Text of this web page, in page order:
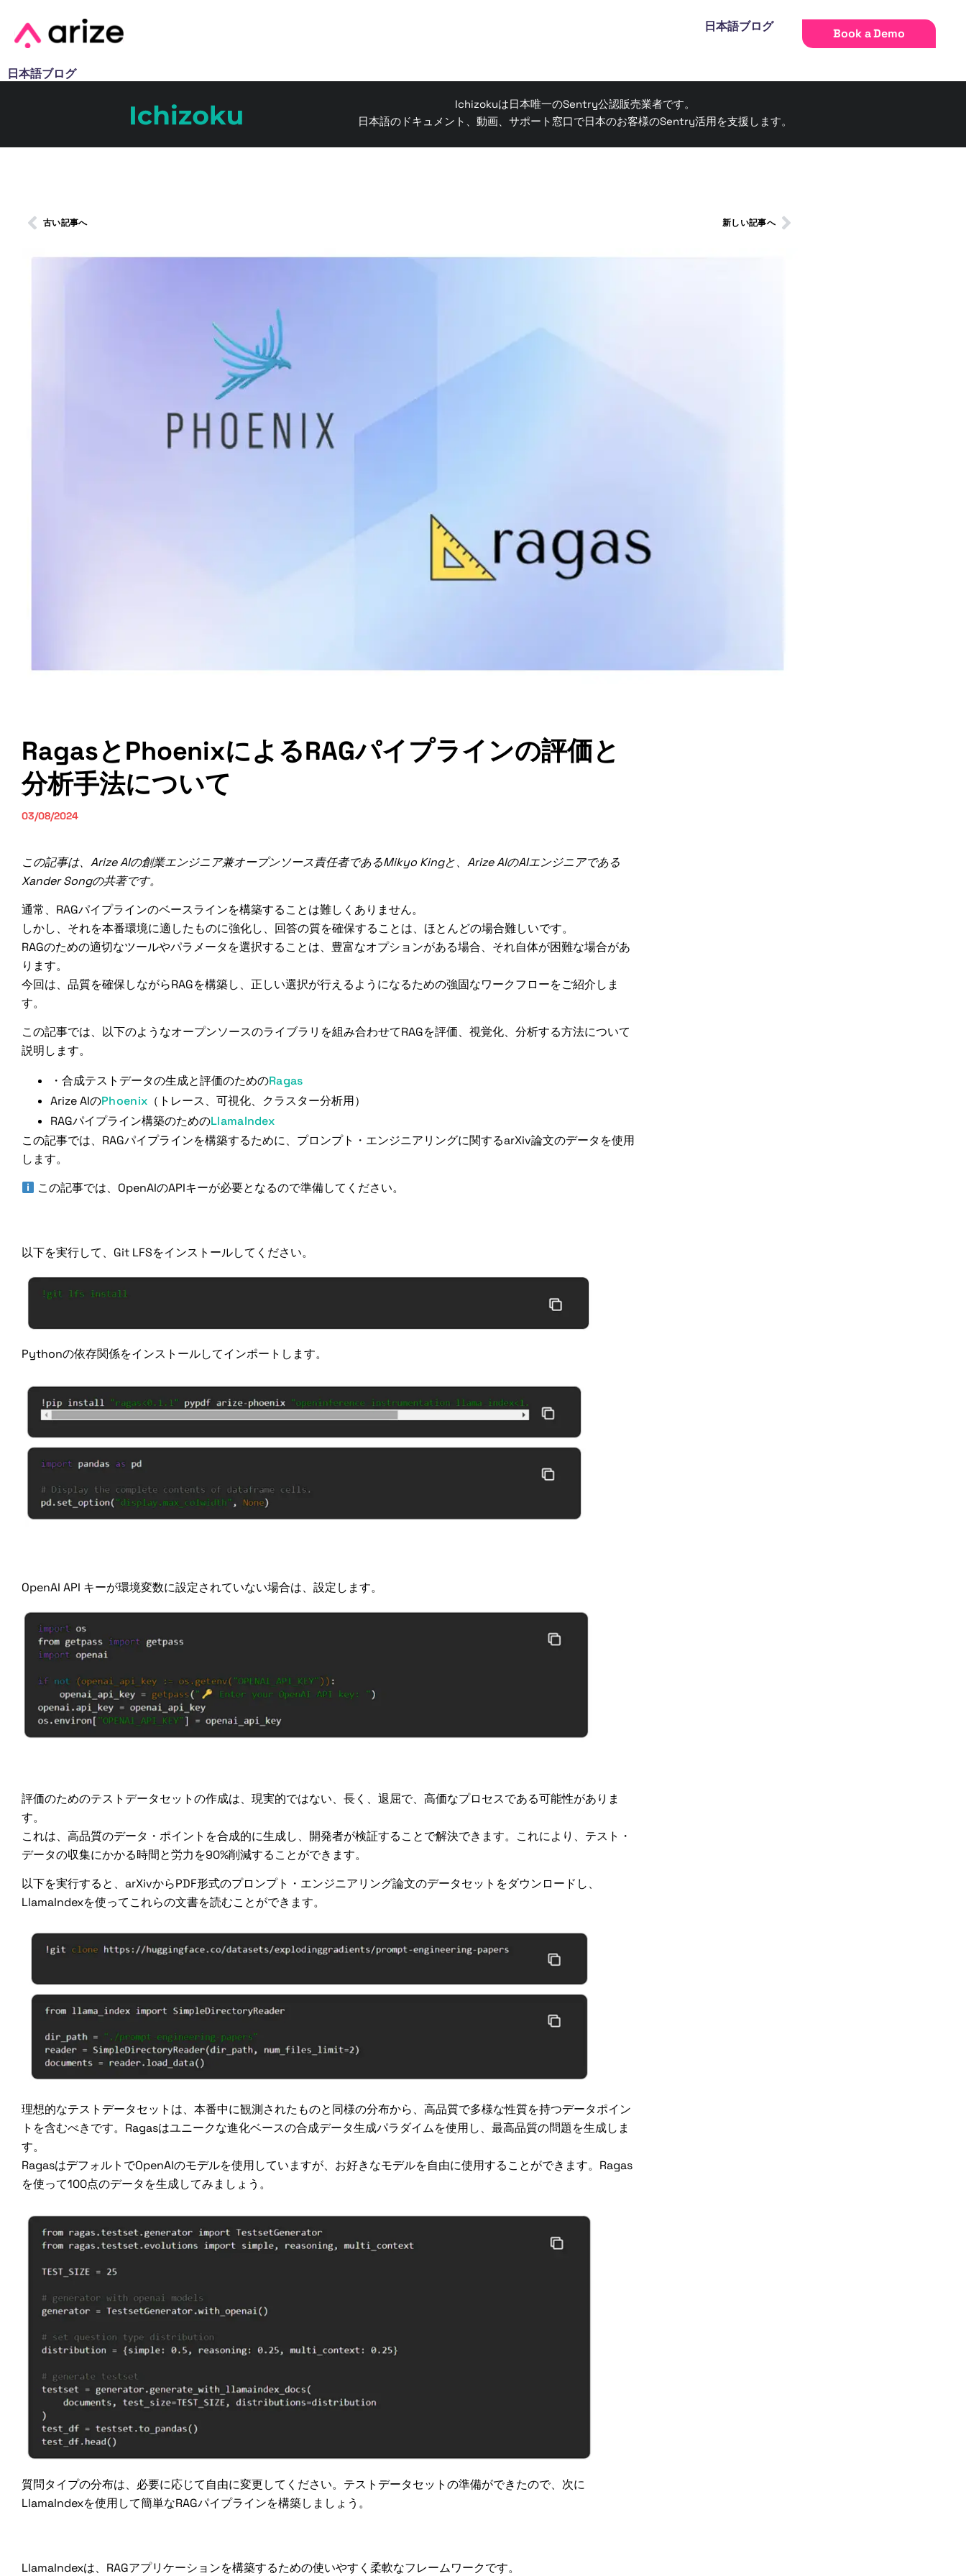
日本語ブログ Book a Demo
日本語ブログ
Ichizokuは日本唯一のSentry公認販売業者です。
日本語のドキュメント、動画、サポート窓口で日本のお客様のSentry活用を支援します。
古い記事へ 新しい記事へ
RagasとPhoenixによるRAGパイプラインの評価と
分析手法について
03/08/2024
この記事は、Arize AIの創業エンジニア兼オープンソース責任者であるMikyo Kingと、Arize AIのAIエンジニアである
Xander Songの共著です。
通常、RAGパイプラインのベースラインを構築することは難しくありません。
しかし、それを本番環境に適したものに強化し、回答の質を確保することは、ほとんどの場合難しいです。
RAGのための適切なツールやパラメータを選択することは、豊富なオプションがある場合、それ自体が困難な場合があ
ります。
今回は、品質を確保しながらRAGを構築し、正しい選択が行えるようになるための強固なワークフローをご紹介しま
す。
この記事では、以下のようなオープンソースのライブラリを組み合わせてRAGを評価、視覚化、分析する方法について
説明します。
・合成テストデータの生成と評価のためのRagas
Arize AIのPhoenix （トレース、可視化、クラスター分析用）
RAGパイプライン構築のためのLlamaIndex
この記事では、RAGパイプラインを構築するために、プロンプト・エンジニアリングに関するarXiv論文のデータを使用
します。
この記事では、OpenAIのAPIキーが必要となるので準備してください。
以下を実行して、Git LFSをインストールしてください。
Pythonの依存関係をインストールしてインポートします。
OpenAI API キーが環境変数に設定されていない場合は、設定します。
評価のためのテストデータセットの作成は、現実的ではない、長く、退屈で、高価なプロセスである可能性がありま
す。
これは、高品質のデータ・ポイントを合成的に生成し、開発者が検証することで解決できます。これにより、テスト・
データの収集にかかる時間と労力を90%削減することができます。
以下を実行すると、arXivからPDF形式のプロンプト・エンジニアリング論文のデータセットをダウンロードし、
LlamaIndexを使ってこれらの文書を読むことができます。
理想的なテストデータセットは、本番中に観測されたものと同様の分布から、高品質で多様な性質を持つデータポイン
トを含むべきです。Ragasはユニークな進化ベースの合成データ生成パラダイムを使用し、最高品質の問題を生成しま
す。
RagasはデフォルトでOpenAIのモデルを使用していますが、お好きなモデルを自由に使用することができます。Ragas
を使って100点のデータを生成してみましょう。
質問タイプの分布は、必要に応じて自由に変更してください。テストデータセットの準備ができたので、次に
LlamaIndexを使用して簡単なRAGパイプラインを構築しましょう。
LlamaIndexは、RAGアプリケーションを構築するための使いやすく柔軟なフレームワークです。